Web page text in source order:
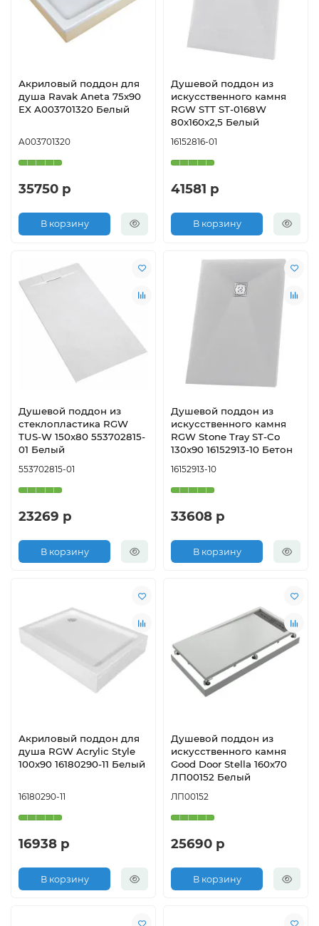
Акриловый поддон для
душа Ravak Aneta 75x90
EX A003701320 Белый
A003701320
35750 р
В корзину
Душевой поддон из
искусственного камня
RGW STT ST-0168W
80x160x2,5 Белый
16152816-01
41581 р
В корзину
Душевой поддон из
стеклопластика RGW
TUS-W 150x80 553702815-
01 Белый
553702815-01
23269 р
В корзину
Душевой поддон из
искусственного камня
RGW Stone Tray ST-Co
130x90 16152913-10 Бетон
16152913-10
33608 р
В корзину
Акриловый поддон для
душа RGW Acrylic Style
100x90 16180290-11 Белый
16180290-11
16938 р
В корзину
Душевой поддон из
искусственного камня
Good Door Stella 160x70
ЛП00152 Белый
ЛП00152
25690 р
В корзину